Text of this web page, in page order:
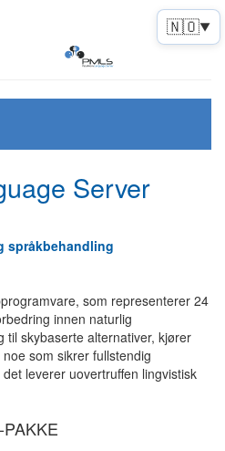
🇳🇴▼
Server
språkbehandling
som representerer 24
innen naturlig
til skybaserte alternativer, kjører
som sikrer fullstendig
leverer uovertruffen lingvistisk